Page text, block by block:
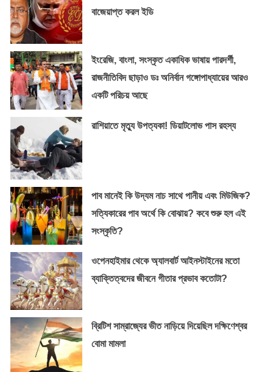
বাজেয়াপ্ত করল ইডি
ইংরেজি, বাংলা, সংস্কৃত একাধিক ভাষায় পারদর্শী,
রাজনীতিবিদ ছাড়াও ডঃ অনির্বান গঙ্গোপাধ্যায়ের আরও
একটি পরিচয় আছে
রাশিয়াতে মৃত্যু উপত্যকা! ডিয়াটলোভ পাস রহস্য
পাব মানেই কি উদ্যম নাচ সাথে পানীয় এবং মিউজিক?
সত্যিকারের পাব অর্থে কি বোঝায়? কবে শুরু হল এই
সংস্কৃতি?
ওপেনহাইমার থেকে অ্যালবার্ট আইনস্টাইনের মতো
ব্যাক্তিত্বদের জীবনে গীতার প্রভাব কতোটা?
ব্রিটিশ সাম্রাজ্যের ভীত নাড়িয়ে দিয়েছিল দক্ষিণেশ্বর
বোমা মামলা